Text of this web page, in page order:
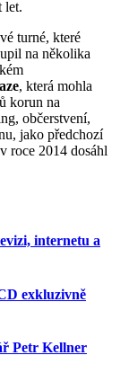
let.
turné, které
na několika
, která mohla
korun na
občerstvení,
jako předchozí
roce 2014 dosáhl
internetu a
exkluzivně
Petr Kellner